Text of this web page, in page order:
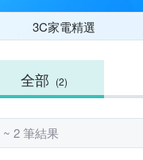
3C家電精選
全部 (2)
~ 2 筆結果